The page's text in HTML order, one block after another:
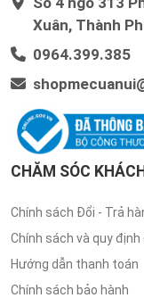
Xuân, Thành
0964.399.385
CHĂM SÓC
Chính sách Đổi - Trả
Chính sách và quy định
Hướng dẫn thanh toán
Chính sách bảo hành